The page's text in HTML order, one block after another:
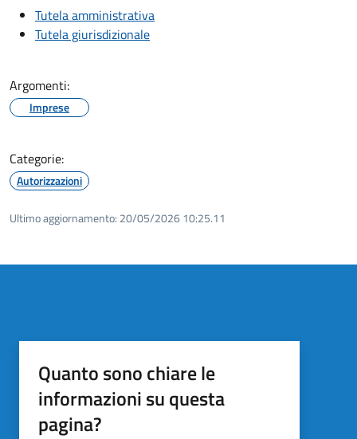
Tutela amministrativa
Tutela giurisdizionale
Argomenti:
Imprese
Categorie:
Autorizzazioni
Ultimo aggiornamento: 20/05/2026 10:25.11
Quanto sono chiare le
informazioni su questa
pagina?